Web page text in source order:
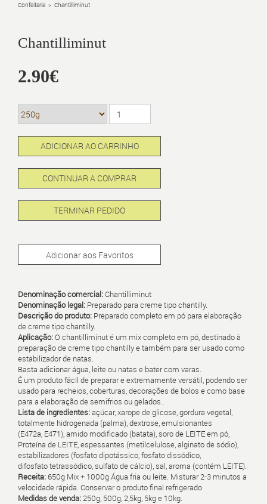
Confeitaria > Chantilliminut
Chantilliminut
2.90€
ADICIONAR AO CARRINHO
CONTINUAR A COMPRAR
TERMINAR PEDIDO
Adicionar aos Favoritos
Denominação comercial:Chantilliminut
Denominação legal: Preparado para creme tipo chantilly.
Descrição do produto: Preparado completo em pó para elaboração
de creme tipo chantilly.
Aplicação:O chantilliminut é um mix completo em pó, destinado à
preparação de creme tipo chantilly e também para ser usado como
estabilizador de natas.
Basta adicionar água, leite ou natas e bater com varas.
É um produto fácil de preparar e extremamente versátil, podendo ser
usado para recheios, coberturas, decorações de bolos e como base
para a elaboração de semifrios ou gelados..
Lista de ingredientes:açúcar, xarope de glicose, gordura vegetal,
totalmente hidrogenada (palma), dextrose, emulsionantes
(E472a, E471), amido modificado (batata), soro de LEITE em pó,
Proteína de LEITE, espessantes (metilcelulose, alginato de sódio),
estabilizadores (fosfato dipotássico, fosfato dissódico,
difosfatotetrassódico, sulfato de cálcio), sal, aroma (contém LEITE).
Receita: 650g Mix + 1000g Água fria ou leite. Misturar 2-3 minutos a
velocidade rápida. Conservar o produto final refrigerado
Medidas de venda: 250g, 500g, 2,5kg, 5kg e 10kg.